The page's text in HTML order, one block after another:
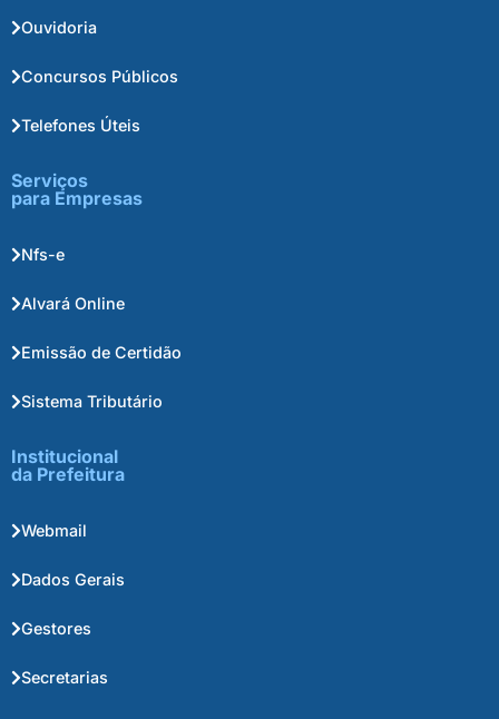
Ouvidoria
Concursos Públicos
Telefones Úteis
Serviços
para Empresas
Nfs-e
Alvará Online
Emissão de Certidão
Sistema Tributário
Institucional
da Prefeitura
Webmail
Dados Gerais
Gestores
Secretarias